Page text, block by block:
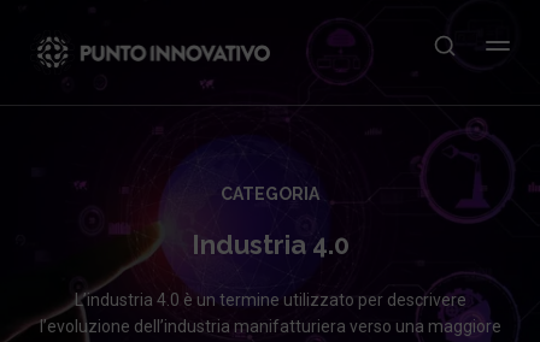
CATEGORIA
Industria 4.0
L’industria 4.0 è un termine utilizzato per descrivere
l’evoluzione dell’industria manifatturiera verso una maggiore